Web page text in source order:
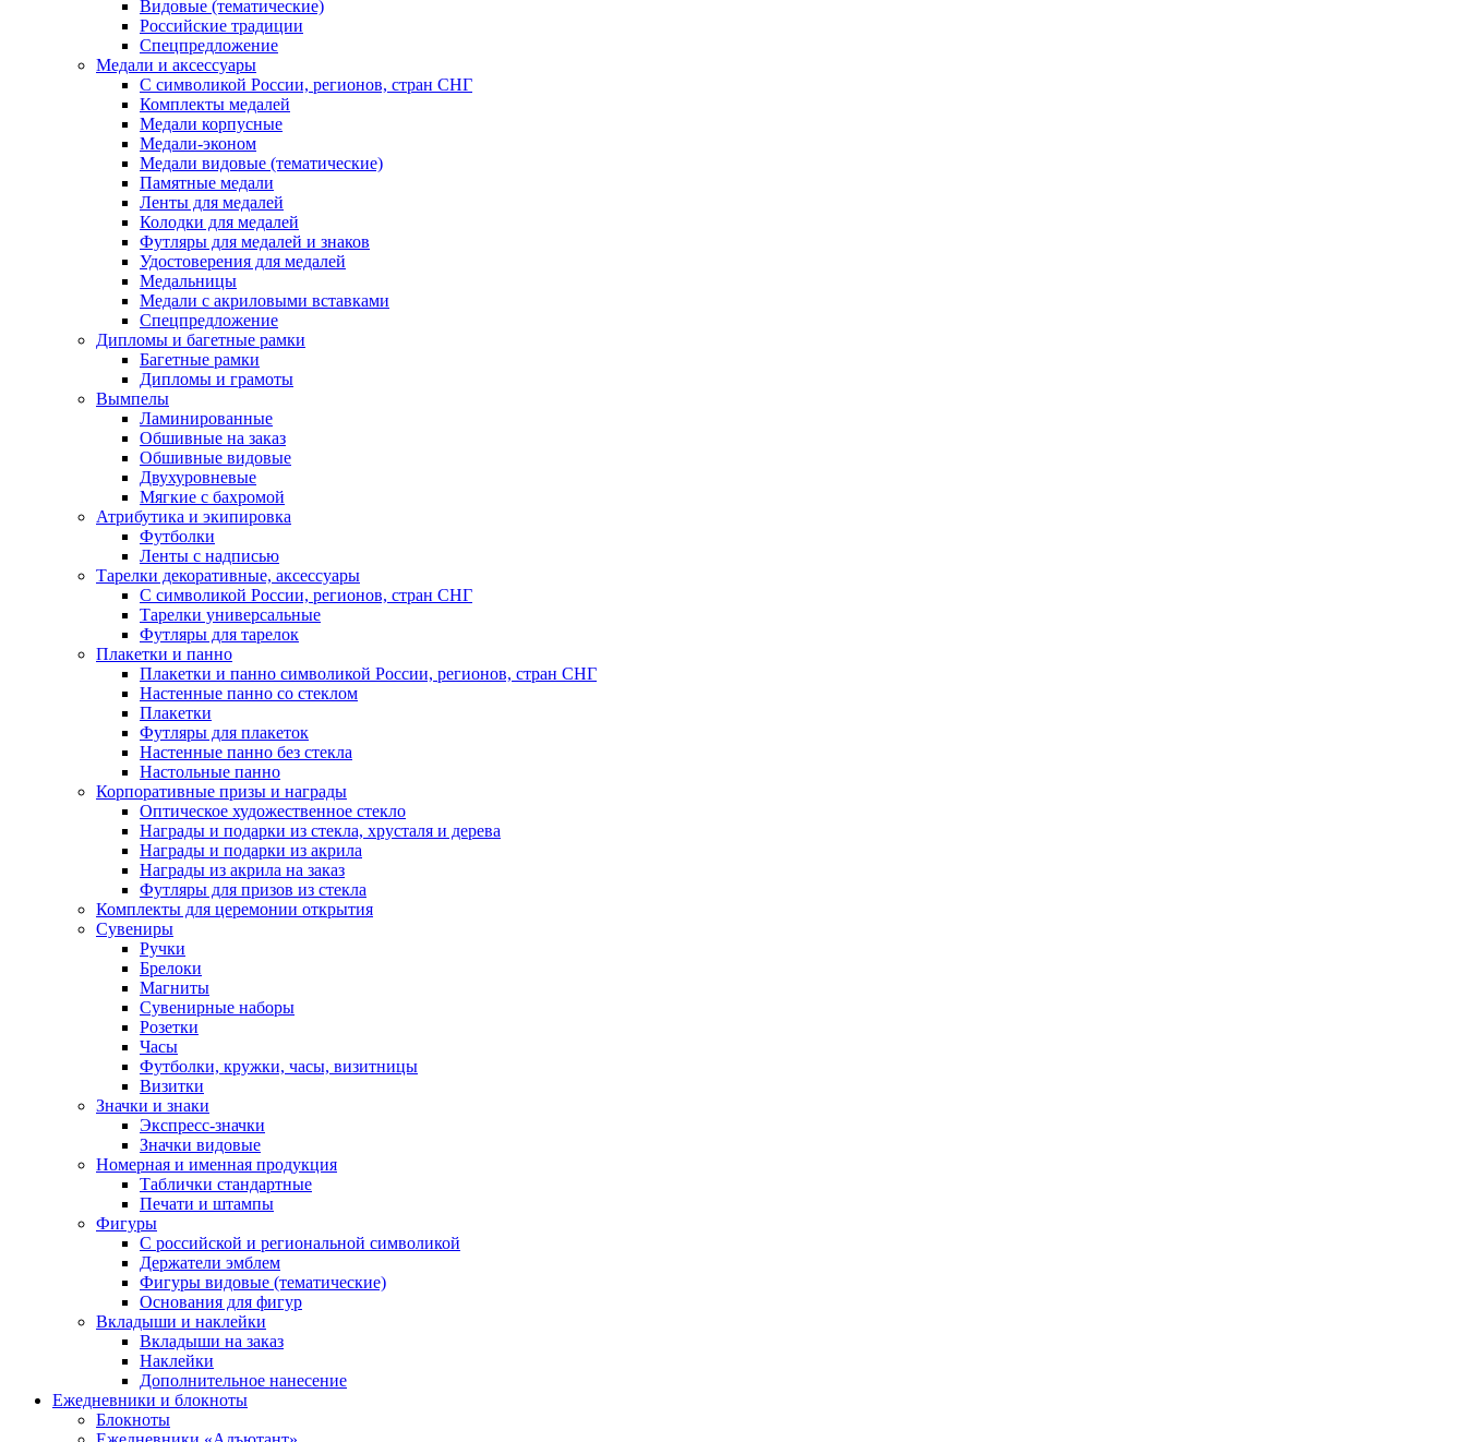
Видовые (тематические)
Российские традиции
Спецпредложение
Медали и аксессуары
С символикой России, регионов, стран СНГ
Комплекты медалей
Медали корпусные
Медали-эконом
Медали видовые (тематические)
Памятные медали
Ленты для медалей
Колодки для медалей
Футляры для медалей и знаков
Удостоверения для медалей
Медальницы
Медали с акриловыми вставками
Спецпредложение
Дипломы и багетные рамки
Багетные рамки
Дипломы и грамоты
Вымпелы
Ламинированные
Обшивные на заказ
Обшивные видовые
Двухуровневые
Мягкие с бахромой
Атрибутика и экипировка
Футболки
Ленты с надписью
Тарелки декоративные, аксессуары
С символикой России, регионов, стран СНГ
Тарелки универсальные
Футляры для тарелок
Плакетки и панно
Плакетки и панно символикой России, регионов, стран СНГ
Настенные панно со стеклом
Плакетки
Футляры для плакеток
Настенные панно без стекла
Настольные панно
Корпоративные призы и награды
Оптическое художественное стекло
Награды и подарки из стекла, хрусталя и дерева
Награды и подарки из акрила
Награды из акрила на заказ
Футляры для призов из стекла
Комплекты для церемонии открытия
Сувениры
Ручки
Брелоки
Магниты
Сувенирные наборы
Розетки
Часы
Футболки, кружки, часы, визитницы
Визитки
Значки и знаки
Экспресс-значки
Значки видовые
Номерная и именная продукция
Таблички стандартные
Печати и штампы
Фигуры
С российской и региональной символикой
Держатели эмблем
Фигуры видовые (тематические)
Основания для фигур
Вкладыши и наклейки
Вкладыши на заказ
Наклейки
Дополнительное нанесение
Ежедневники и блокноты
Блокноты